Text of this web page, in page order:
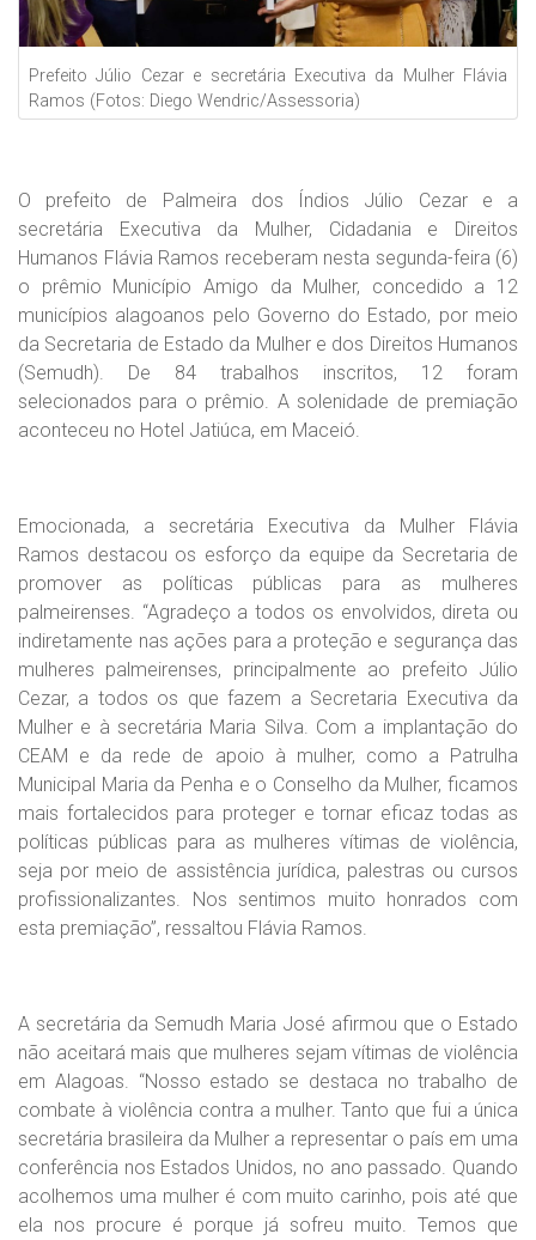
Prefeito Júlio Cezar e secretária Executiva da Mulher Flávia
Ramos (Fotos: Diego Wendric/Assessoria)
O prefeito de Palmeira dos Índios Júlio Cezar e a
secretária Executiva da Mulher, Cidadania e Direitos
Humanos Flávia Ramos receberam nesta segunda-feira (6)
o prêmio Município Amigo da Mulher, concedido a 12
municípios alagoanos pelo Governo do Estado, por meio
da Secretaria de Estado da Mulher e dos Direitos Humanos
(Semudh). De 84 trabalhos inscritos, 12 foram
selecionados para o prêmio. A solenidade de premiação
aconteceu no Hotel Jatiúca, em Maceió.
Emocionada, a secretária Executiva da Mulher Flávia
Ramos destacou os esforço da equipe da Secretaria de
promover as políticas públicas para as mulheres
palmeirenses. “Agradeço a todos os envolvidos, direta ou
indiretamente nas ações para a proteção e segurança das
mulheres palmeirenses, principalmente ao prefeito Júlio
Cezar, a todos os que fazem a Secretaria Executiva da
Mulher e à secretária Maria Silva. Com a implantação do
CEAM e da rede de apoio à mulher, como a Patrulha
Municipal Maria da Penha e o Conselho da Mulher, ficamos
mais fortalecidos para proteger e tornar eficaz todas as
políticas públicas para as mulheres vítimas de violência,
seja por meio de assistência jurídica, palestras ou cursos
profissionalizantes. Nos sentimos muito honrados com
esta premiação”, ressaltou Flávia Ramos.
A secretária da Semudh Maria José afirmou que o Estado
não aceitará mais que mulheres sejam vítimas de violência
em Alagoas. “Nosso estado se destaca no trabalho de
combate à violência contra a mulher. Tanto que fui a única
secretária brasileira da Mulher a representar o país em uma
conferência nos Estados Unidos, no ano passado. Quando
acolhemos uma mulher é com muito carinho, pois até que
ela nos procure é porque já sofreu muito. Temos que